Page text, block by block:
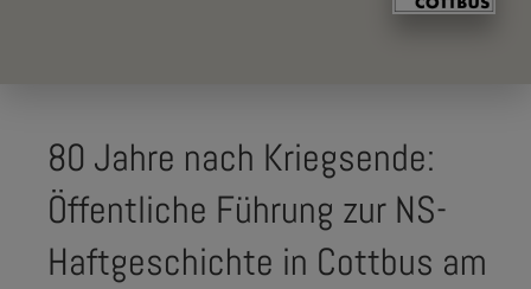
80 Jahre nach Kriegsende:
Öffentliche Führung zur NS-
Haftgeschichte in Cottbus am